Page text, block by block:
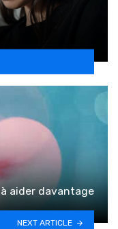
aider davantage
NEXT ARTICLE